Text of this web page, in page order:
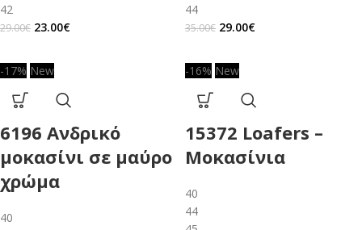
42
29.00€ 23.00€
44
35.00€ 29.00€
-17% New
6196 Ανδρικό
μοκασίνι σε μαύρο
χρώμα
40
-16% New
15372 Loafers –
Μοκασίνια
40
44